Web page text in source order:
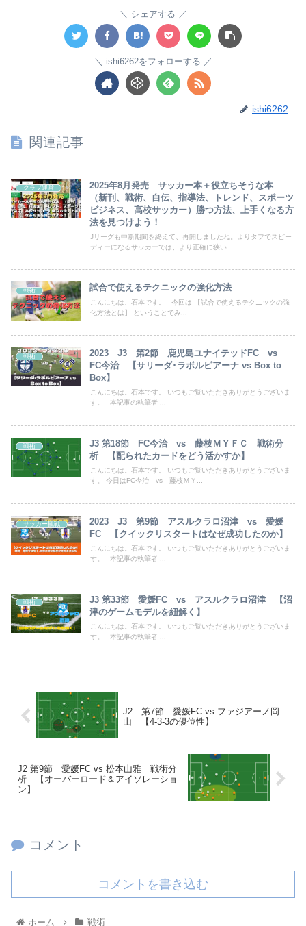
シェアする
ishi6262をフォローする
ishi6262
関連記事
クラブ運営
2025年8月発売 サッカー本＋役立ちそうな本
（新刊、戦術、自伝、指導法、トレンド、スポーツ
ビジネス、高校サッカー）勝つ方法、上手くなる方
法を見つけよう！
Jリーグも中断期間を終えて、再開しましたね。よりタフでスピー
ディーになるサッカーでは、より正確に狭い...
戦術 試合で使えるテクニックの強化方法
こんにちは、石本です。 今回は 【試合で使えるテクニックの強
化方法とは】 ということでみ...
戦術
2023 J3 第2節 鹿児島ユナイテッドFC vs
FC今治 【サリーダ･ラボルピアーナ vs Box to
Box】
こんにちは。石本です。 いつもご覧いただきありがとうございま
す。 本記事の執筆者 ...
戦術
J3 第18節 FC今治 vs 藤枝ＭＹＦＣ 戦術分
析 【配られたカードをどう活かすか】
こんにちは。石本です。 いつもご覧いただきありがとうございま
す。 今日はFC今治 vs 藤枝ＭＹ...
サッカー観戦
2023 J3 第9節 アスルクラロ沼津 vs 愛媛
FC 【クイックリスタートはなぜ成功したのか】
こんにちは。石本です。 いつもご覧いただきありがとうございま
す。 本記事の執筆者 ...
戦術
J3 第33節 愛媛FC vs アスルクラロ沼津 【沼
津のゲームモデルを紐解く】
こんにちは。石本です。 いつもご覧いただきありがとうございま
す。 本記事の執筆者 ...
J2 第7節 愛媛FC vs ファジアーノ岡
山 【4-3-3の優位性】
J2 第9節 愛媛FC vs 松本山雅 戦術分
析 【オーバーロード＆アイソレーショ
ン】
コメント
コメントを書き込む
ホーム 戦術